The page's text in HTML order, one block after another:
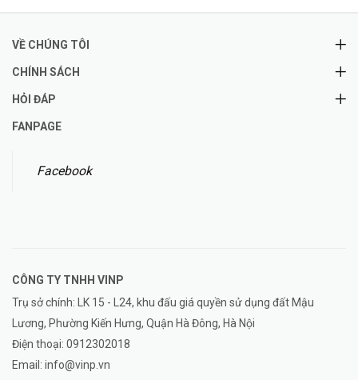
VỀ CHÚNG TÔI
CHÍNH SÁCH
HỎI ĐÁP
FANPAGE
Facebook
CÔNG TY TNHH VINP
Trụ sở chính: LK 15 - L24, khu đấu giá quyền sử dụng đất Mậu
Lương, Phường Kiến Hưng, Quận Hà Đông, Hà Nội
Điện thoại: 0912302018
Email: info@vinp.vn